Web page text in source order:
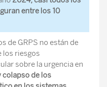
entre los 10
de GRPS no están de
los riesgos
sobre la urgencia en
colapso de los